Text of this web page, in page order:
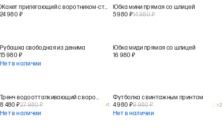
Жакет прилегающий с воротником-стойкой
24 980 ₽
Юбка мини прямая со шлицей
5 980 ₽14 980₽
Рубашка свободная из денима
15 980 ₽
Нет в наличии
Юбка миди прямая со шлицей
16 980 ₽
Тренч водоотталкивающий с воротником-стойкой
8 480 ₽27 980₽
Нет в наличии
+1
Футболка с винтажным принтом
4 980 ₽9 980₽
Нет в наличии
+2